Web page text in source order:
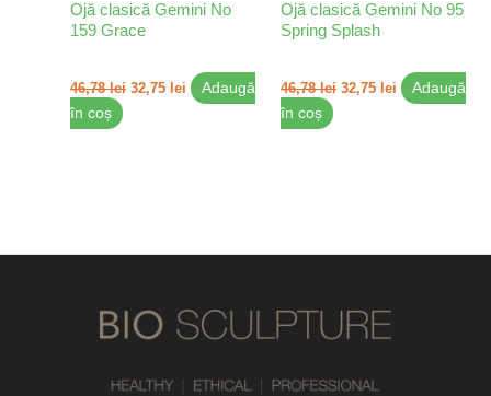
Ojă clasică Gemini No
159 Grace
46,78lei 32,75 lei
Adaugă
în coș
Ojă clasică Gemini No 95
Spring Splash
46,78lei 32,75 lei
Adaugă
în coș